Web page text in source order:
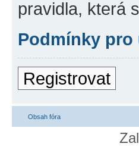
pravidla, která
Podmínky pro
Registrovat
Obsah fóra